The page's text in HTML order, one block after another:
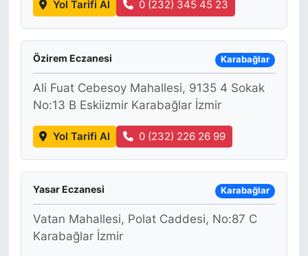
Yol Tarifi Al 0 (232) 345 45 23
Özirem Eczanesi Karabağlar
Ali Fuat Cebesoy Mahallesi, 9135 4 Sokak
No:13 B Eskiizmir Karabağlar İzmir
Yol Tarifi Al 0 (232) 226 26 99
Yasar Eczanesi Karabağlar
Vatan Mahallesi, Polat Caddesi, No:87 C
Karabağlar İzmir